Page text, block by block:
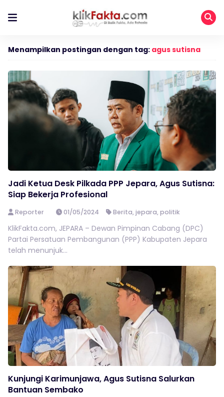
Menampilkan postingan dengan tag: agus sutisna
Jadi Ketua Desk Pilkada PPP Jepara, Agus Sutisna:
Siap Bekerja Profesional
Reporter 01/05/2024 Berita,jepara,politik
KlikFakta.com, JEPARA – Dewan Pimpinan Cabang (DPC)
Partai Persatuan Pembangunan (PPP) Kabupaten Jepara
telah menunjuk...
Kunjungi Karimunjawa, Agus Sutisna Salurkan
Bantuan Sembako